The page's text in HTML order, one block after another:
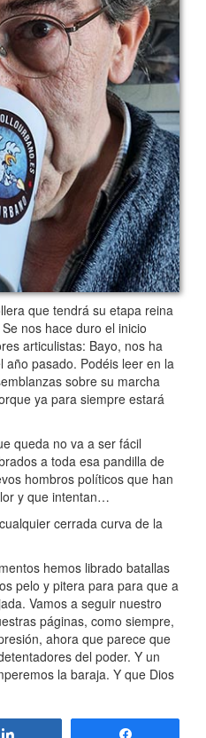
que tendrá su etapa reina
nos hace duro el inicio
articulistas: Bayo, nos ha
pasado. Podéis leer en la
sobre su marcha
ya para siempre estará
queda no va a ser fácil
a toda esa pandilla de
hombros políticos que han
y que intentan…
cerrada curva de la
hemos librado batallas
pelo y pitera para para que a
Vamos a seguir nuestro
páginas, como siempre,
ahora que parece que
del poder. Y un
la baraja. Y que Dios